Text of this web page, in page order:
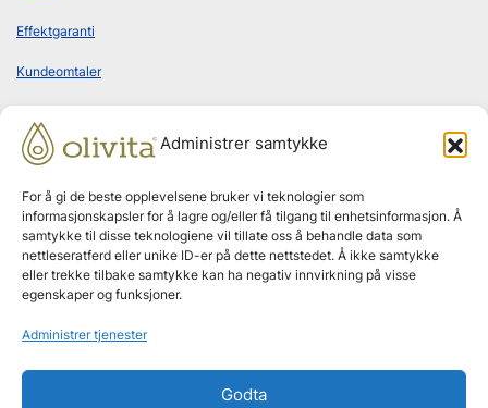
Administrer samtykke
For å gi de beste opplevelsene bruker vi teknologier som
informasjonskapsler for å lagre og/eller få tilgang til enhetsinformasjon. Å
samtykke til disse teknologiene vil tillate oss å behandle data som
nettleseratferd eller unike ID-er på dette nettstedet. Å ikke samtykke
eller trekke tilbake samtykke kan ha negativ innvirkning på visse
egenskaper og funksjoner.
Administrer tjenester
Godta
Effektgaranti
Kundeomtaler
Bestill abonnement
Leveres hjem annenhver måned
Ingen bindingstid